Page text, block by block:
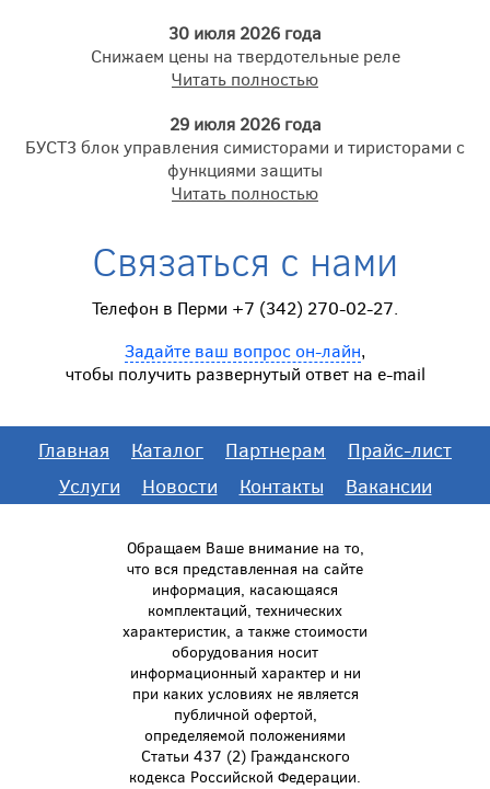
30 июля 2026 года
Снижаем цены на твердотельные реле
Читать полностью
29 июля 2026 года
БУСТ3 блок управления симисторами и тиристорами с
функциями защиты
Читать полностью
Связаться с нами
Телефон в Перми +7 (342) 270-02-27.
Задайте ваш вопрос он-лайн,
чтобы получить развернутый ответ на e-mail
Главная Каталог Партнерам
Прайс-лист
Услуги
Новости Контакты Вакансии
Обращаем Ваше внимание на то,
что вся представленная на сайте
информация, касающаяся
комплектаций, технических
характеристик, а также стоимости
оборудования носит
информационный характер и ни
при каких условиях не является
публичной офертой,
определяемой положениями
Статьи 437 (2) Гражданского
кодекса Российской Федерации.